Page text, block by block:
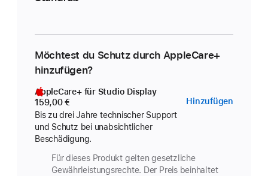
Möchtest du Schutz durch AppleCare+
hinzufügen?
AppleCare+ für Studio Display
159,00 €
Bis zu drei Jahre technischer Support
und Schutz bei unabsichtlicher
Beschädigung.
Hinzufügen
Für dieses Produkt gelten gesetzliche
Gewährleistungs­rechte. Der Preis beinhaltet